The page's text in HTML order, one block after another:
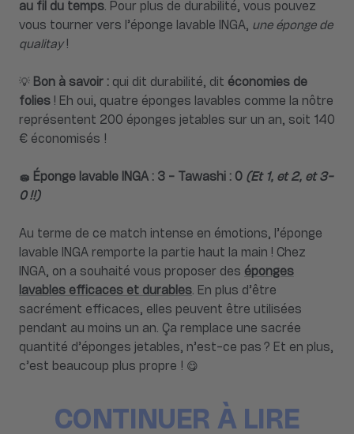
au fil du temps. Pour plus de durabilité, vous pouvez
vous tourner vers l’éponge lavable INGA, une éponge de
qualitay!
💡 Bon à savoir : qui dit durabilité, dit économies de
folies ! Eh oui, quatre éponges lavables comme la nôtre
représentent 200 éponges jetables sur un an, soit 140
€ économisés !
🧽 Éponge lavable INGA : 3 - Tawashi : 0 (Et 1, et 2, et 3-
0 !!)
Au terme de ce match intense en émotions, l’éponge
lavable INGA remporte la partie haut la main ! Chez
INGA, on a souhaité vous proposer des éponges
lavables efficaces et durables. En plus d’être
sacrément efficaces, elles peuvent être utilisées
pendant au moins un an. Ça remplace une sacrée
quantité d’éponges jetables, n’est-ce pas ? Et en plus,
c’est beaucoup plus propre ! 😋
CONTINUER À LIRE